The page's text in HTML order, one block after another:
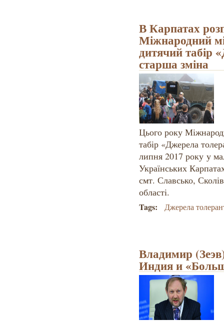
В Карпатах
Міжнародний
дитячий табір
старша зміна
Цього року
табір «Джерела
липня 2017 року у
Українських
смт. Славсько,
області.
Tags: Джерела
Владимир
Индия и